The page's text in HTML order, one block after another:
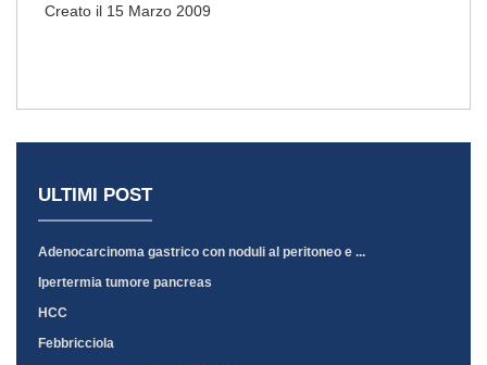
Creato il 15 Marzo 2009
ULTIMI POST
Adenocarcinoma gastrico con noduli al peritoneo e ...
Ipertermia tumore pancreas
HCC
Febbricciola